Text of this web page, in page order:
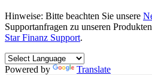
Hinweise: Bitte beachten Sie unsere
Supportanfragen zu unseren
Star Finanz Support.
Powered by Translate